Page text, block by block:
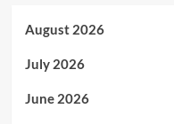
August 2026
July 2026
June 2026